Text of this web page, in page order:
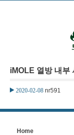
iMOLE 열방 내부
2020-02-08 nr591
Home